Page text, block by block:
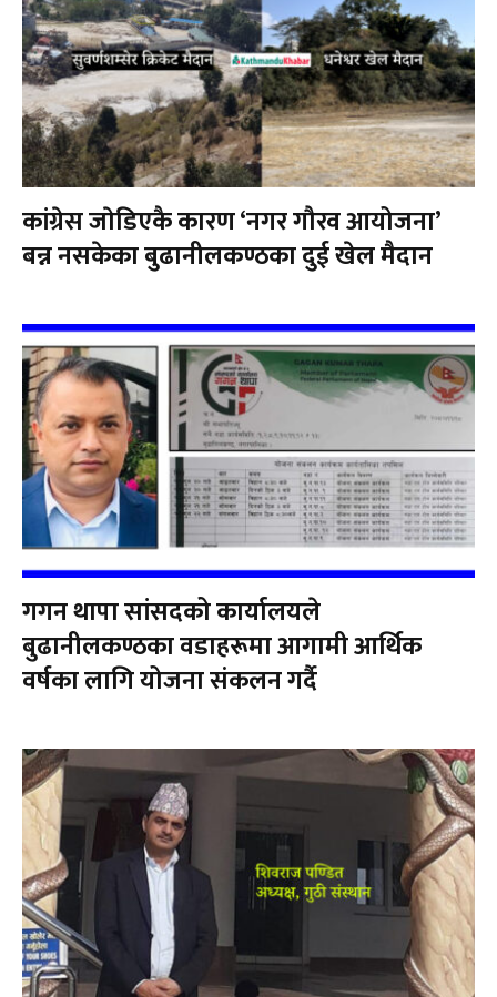
कांग्रेस जाेडिएकै कारण ‘नगर गौरव आयोजना’
बन्न नसकेका बुढानीलकण्ठका दुई खेल मैदान
गगन थापा सांसदको कार्यालयले
बुढानीलकण्ठका वडाहरूमा आगामी आर्थिक
वर्षका लागि योजना संकलन गर्दै